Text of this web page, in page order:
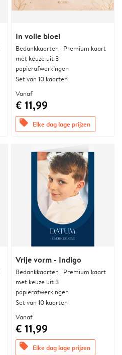
In volle bloei
Bedankkaarten | Premium kaart
met keuze uit 3
papierafwerkingen
Set van 10 kaarten
Vanaf
€ 11,99
offers Elke dag lage prijzen
Vrije vorm - Indigo
Bedankkaarten | Premium kaart
met keuze uit 3
papierafwerkingen
Set van 10 kaarten
Vanaf
€ 11,99
offers Elke dag lage prijzen